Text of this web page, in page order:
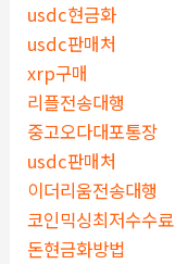
usdc현금화
usdc판매처
xrp구매
리플전송대행
중고오다대포통장
usdc판매처
이더리움전송대행
코인믹싱최저수수료
돈현금화방법